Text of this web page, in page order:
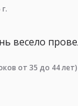
весело
от 35 до 44 лет)